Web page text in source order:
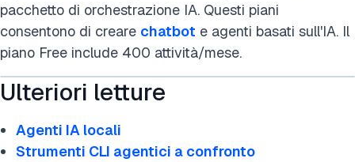
pacchetto di orchestrazione IA. Questi piani
consentono di creare chatbot e agenti basati sull'IA. Il
piano Free include 400 attività/mese.
Ulteriori letture
Agenti IA locali
Strumenti CLI agentici a confronto